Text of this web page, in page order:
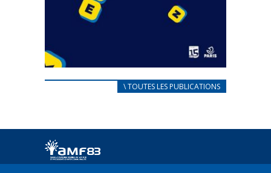
CARNET D’ACCUEIL
Afin d’accompagner au mieux les réfugiés
FEUILLETER
\ TOUTES LES PUBLICATIONS